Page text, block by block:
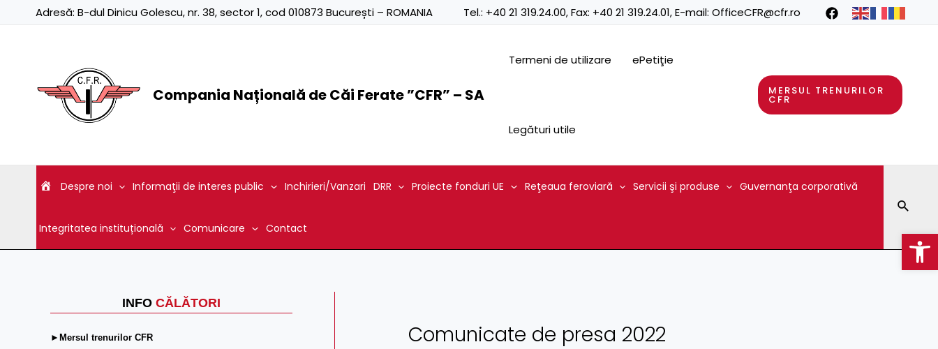
Adresă: B-dul Dinicu Golescu, nr. 38, sector 1, cod 010873 București – ROMANIA Tel.: +40 21 319.24.00, Fax: +40 21 319.24.01, E-mail: OfficeCFR@cfr.ro
Compania Națională de Căi Ferate ”CFR” – SA
Termeni de utilizare ePetiţie
Legături utile
MERSUL TRENURILOR
CFR
Despre noi Informaţii de interes public Inchirieri/Vanzari DRR Proiecte fonduri UE Reţeaua feroviară Servicii şi produse Guvernanţa corporativă
Integritatea instituțională Comunicare Contact
INFO CĂLĂTORI
►Mersul trenurilor CFR Comunicate de presa 2022
Posts